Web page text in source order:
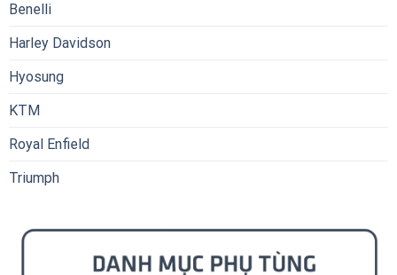
Benelli
Harley Davidson
Hyosung
KTM
Royal Enfield
Triumph